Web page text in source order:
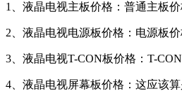
1、液晶电视主板价格：普通主板
2、液晶电视电源板价格：电源板
3、液晶电视T-CON板价格：T-
4、液晶电视屏幕板价格：这应该